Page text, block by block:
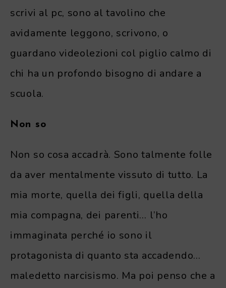
scrivi al pc, sono al tavolino che
avidamente leggono, scrivono, o
guardano videolezioni col piglio calmo di
chi ha un profondo bisogno di andare a
scuola.
Non so
Non so cosa accadrà. Sono talmente folle
da aver mentalmente vissuto di tutto. La
mia morte, quella dei figli, quella della
mia compagna, dei parenti… l’ho
immaginata perché io sono il
protagonista di quanto sta accadendo…
maledetto narcisismo. Ma poi penso che a